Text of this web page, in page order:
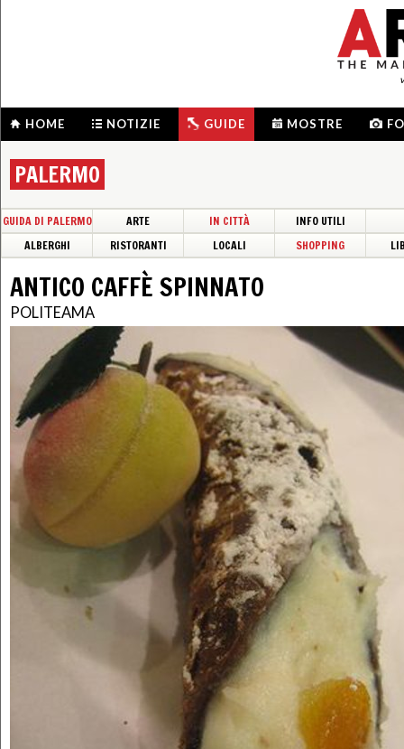
HOME NOTIZIE GUIDE MOSTRE
PALERMO
GUIDA DI PALERMO ARTE IN CITTÀ
INFO UTILI
ALBERGHI
RISTORANTI LOCALI SHOPPING
ANTICO CAFFÈ SPINNATO
POLITEAMA